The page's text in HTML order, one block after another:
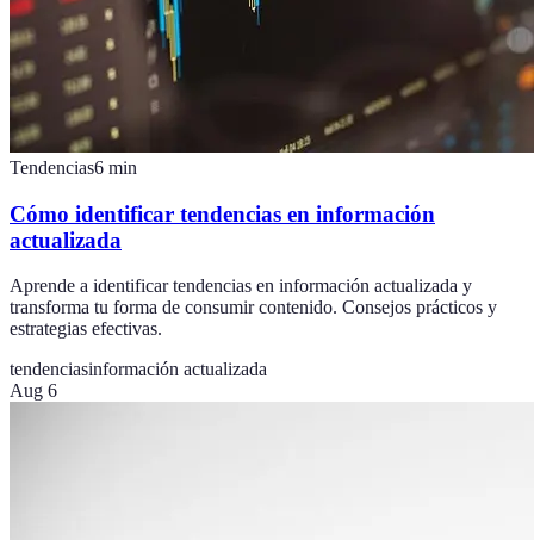
Tendencias6 min
Cómo identificar tendencias en información
actualizada
Aprende a identificar tendencias en información actualizada y
transforma tu forma de consumir contenido. Consejos prácticos y
estrategias efectivas.
tendenciasinformación actualizada
Aug 6